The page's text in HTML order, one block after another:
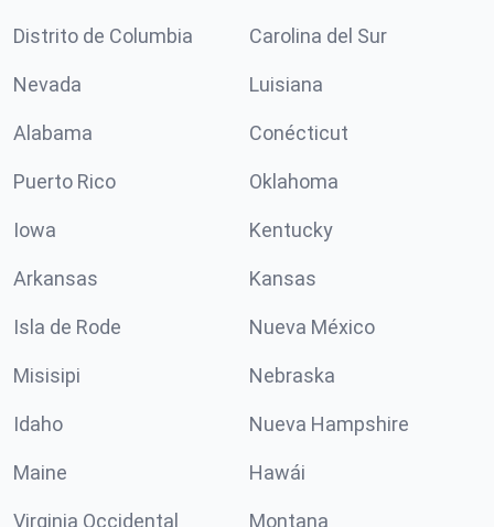
Distrito de Columbia Carolina del Sur
Nevada Luisiana
Alabama Conécticut
Puerto Rico Oklahoma
Iowa Kentucky
Arkansas Kansas
Isla de Rode Nueva México
Misisipi Nebraska
Idaho Nueva Hampshire
Maine Hawái
Virginia Occidental Montana